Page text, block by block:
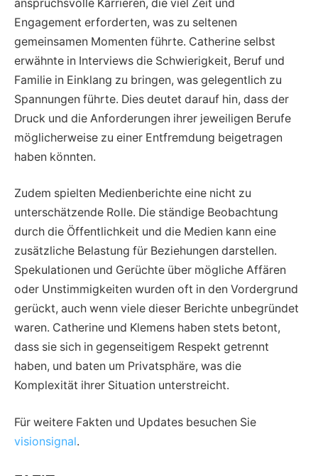
anspruchsvolle Karrieren, die viel Zeit und
Engagement erforderten, was zu seltenen
gemeinsamen Momenten führte. Catherine selbst
erwähnte in Interviews die Schwierigkeit, Beruf und
Familie in Einklang zu bringen, was gelegentlich zu
Spannungen führte. Dies deutet darauf hin, dass der
Druck und die Anforderungen ihrer jeweiligen Berufe
möglicherweise zu einer Entfremdung beigetragen
haben könnten.
Zudem spielten Medienberichte eine nicht zu
unterschätzende Rolle. Die ständige Beobachtung
durch die Öffentlichkeit und die Medien kann eine
zusätzliche Belastung für Beziehungen darstellen.
Spekulationen und Gerüchte über mögliche Affären
oder Unstimmigkeiten wurden oft in den Vordergrund
gerückt, auch wenn viele dieser Berichte unbegründet
waren. Catherine und Klemens haben stets betont,
dass sie sich in gegenseitigem Respekt getrennt
haben, und baten um Privatsphäre, was die
Komplexität ihrer Situation unterstreicht.
Für weitere Fakten und Updates besuchen Sie
visionsignal.